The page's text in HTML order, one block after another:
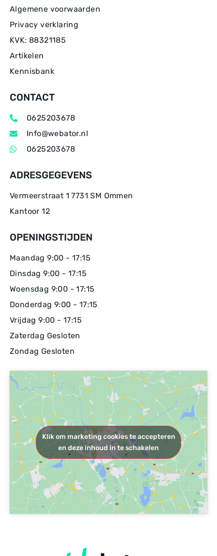
Algemene voorwaarden
Privacy verklaring
KVK: 88321185
Artikelen
Kennisbank
CONTACT
0625203678
Info@webator.nl
0625203678
ADRESGEGEVENS
Vermeerstraat 1 7731 SM Ommen
Kantoor 12
OPENINGSTIJDEN
Maandag 9:00 - 17:15
Dinsdag 9:00 - 17:15
Woensdag 9:00 - 17:15
Donderdag 9:00 - 17:15
Vrijdag 9:00 - 17:15
Zaterdag Gesloten
Zondag Gesloten
Klik om marketing cookies te accepteren
en deze inhoud in te schakelen